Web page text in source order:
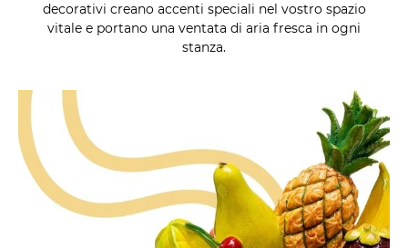
decorativi creano accenti speciali nel vostro spazio
vitale e portano una ventata di aria fresca in ogni
stanza.